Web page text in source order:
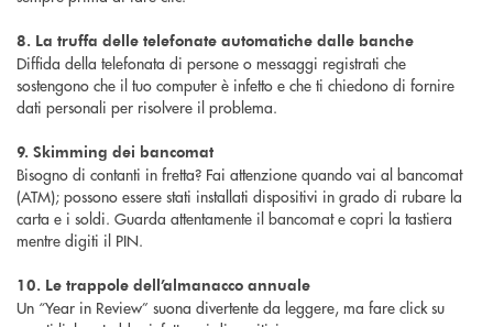
8. La truffa delle telefonate automatiche dalle banche
Diffida della telefonata di persone o messaggi registrati che
sostengono che il tuo computer è infetto e che ti chiedono di fornire
dati personali per risolvere il problema.
9. Skimming dei bancomat
Bisogno di contanti in fretta? Fai attenzione quando vai al bancomat
(ATM); possono essere stati installati dispositivi in grado di rubare la
carta e i soldi. Guarda attentamente il bancomat e copri la tastiera
mentre digiti il PIN.
10. Le trappole dell’almanacco annuale
Un “Year in Review” suona divertente da leggere, ma fare click su